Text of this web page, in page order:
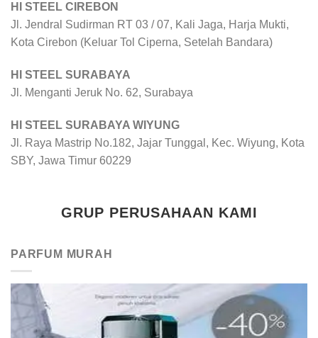
HI STEEL CIREBON
Jl. Jendral Sudirman RT 03 / 07, Kali Jaga, Harja Mukti,
Kota Cirebon (Keluar Tol Ciperna, Setelah Bandara)
HI STEEL SURABAYA
Jl. Menganti Jeruk No. 62, Surabaya
HI STEEL SURABAYA WIYUNG
Jl. Raya Mastrip No.182, Jajar Tunggal, Kec. Wiyung, Kota
SBY, Jawa Timur 60229
GRUP PERUSAHAAN KAMI
PARFUM MURAH